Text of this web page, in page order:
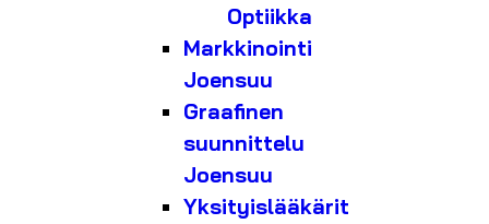
Optiikka
Markkinointi
Joensuu
Graafinen
suunnittelu
Joensuu
Yksityislääkärit